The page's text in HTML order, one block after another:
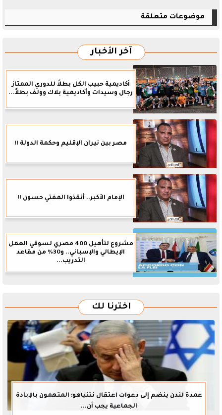
موضوعات متعلقة
آخر الأخبار
أكاديمية حبيب الكل بطلاً للدوري الممتاز
رجال وسيدات وأكاديمية بلاك وولف بطلاً...
مصر بين نيران الإقليم وحكمة الدولة !!
الإمام الأكبر.. أنقذوا المفتي حسون !!
مشروع لتأهيل 400 مصري لسوقي العمل
الإيطالي والإسباني.. و30% من مقاعد
التدريب...
اخترنا لك
عمدة لندن ينضم إلى دعوات اعتقال نتنياهو: المتهمون بالإبادة
الجماعية يجب أن...